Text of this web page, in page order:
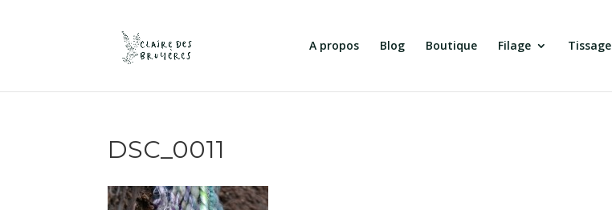
A propos Blog Boutique Filage Tissage
DSC_0011